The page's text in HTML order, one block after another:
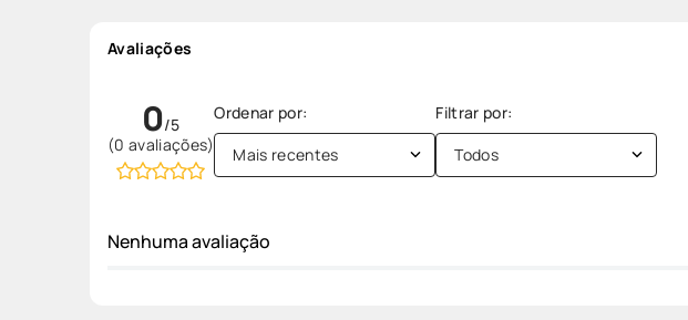
Avaliações
0
(0 avaliações) Mais recentes Todos
Nenhuma avaliação